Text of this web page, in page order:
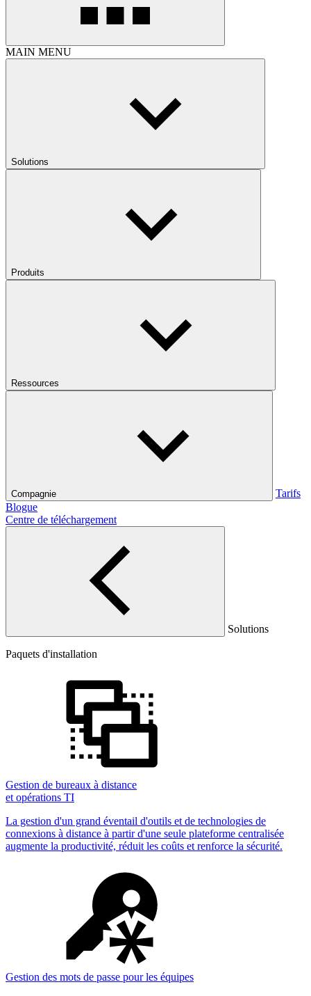
MAIN MENU
Solutions
Produits
Ressources
Compagnie
Tarifs
Blogue
Centre de téléchargement
Solutions
Paquets d'installation
Gestion de bureaux à distance
et opérations TI
La gestion d'un grand éventail d'outils et de technologies de
connexions à distance à partir d'une seule plateforme centralisée
augmente la productivité, réduit les coûts et renforce la sécurité.
Gestion des mots de passe pour les équipes